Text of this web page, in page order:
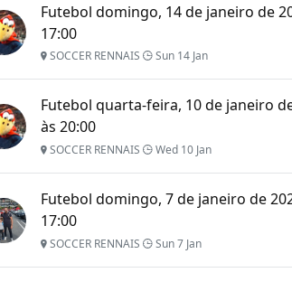
Futebol domingo, 14 de janeiro de
17:00
SOCCER RENNAIS Sun 14 Jan
Futebol quarta-feira, 10 de janeiro
às 20:00
SOCCER RENNAIS Wed 10 Jan
Futebol domingo, 7 de janeiro de
17:00
SOCCER RENNAIS Sun 7 Jan